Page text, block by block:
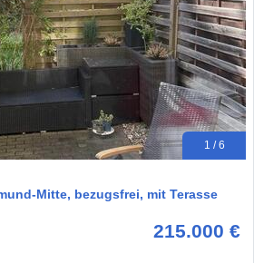
1 / 6
Mitte, bezugsfrei, mit Terasse
215.000 €